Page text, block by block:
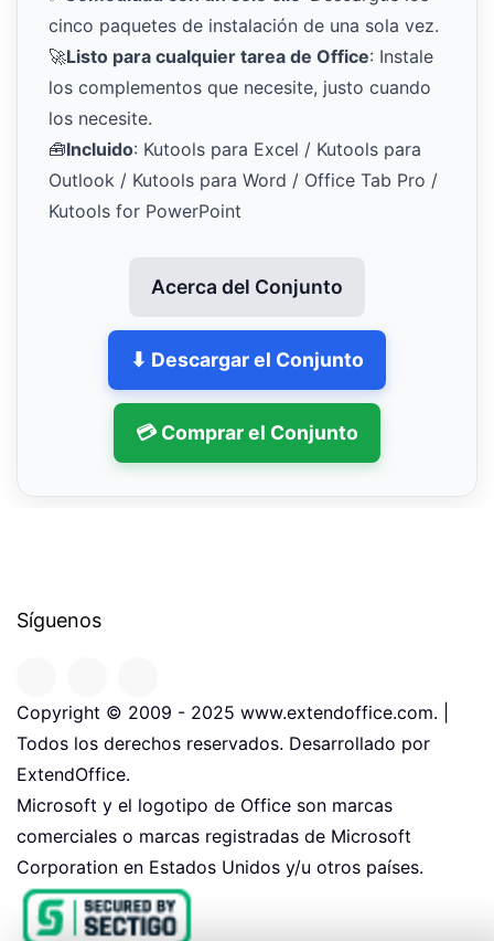
cinco paquetes de instalación de una sola vez.
🚀Listo para cualquier tarea de Office: Instale
los complementos que necesite, justo cuando
los necesite.
🧰Incluido: Kutools para Excel / Kutools para
Outlook / Kutools para Word / Office Tab Pro /
Kutools for PowerPoint
Acerca del Conjunto
⬇ Descargar el Conjunto
💳 Comprar el Conjunto
Síguenos
Copyright © 2009 - 2025 www.extendoffice.com. |
Todos los derechos reservados. Desarrollado por
ExtendOffice.
Microsoft y el logotipo de Office son marcas
comerciales o marcas registradas de Microsoft
Corporation en Estados Unidos y/u otros países.